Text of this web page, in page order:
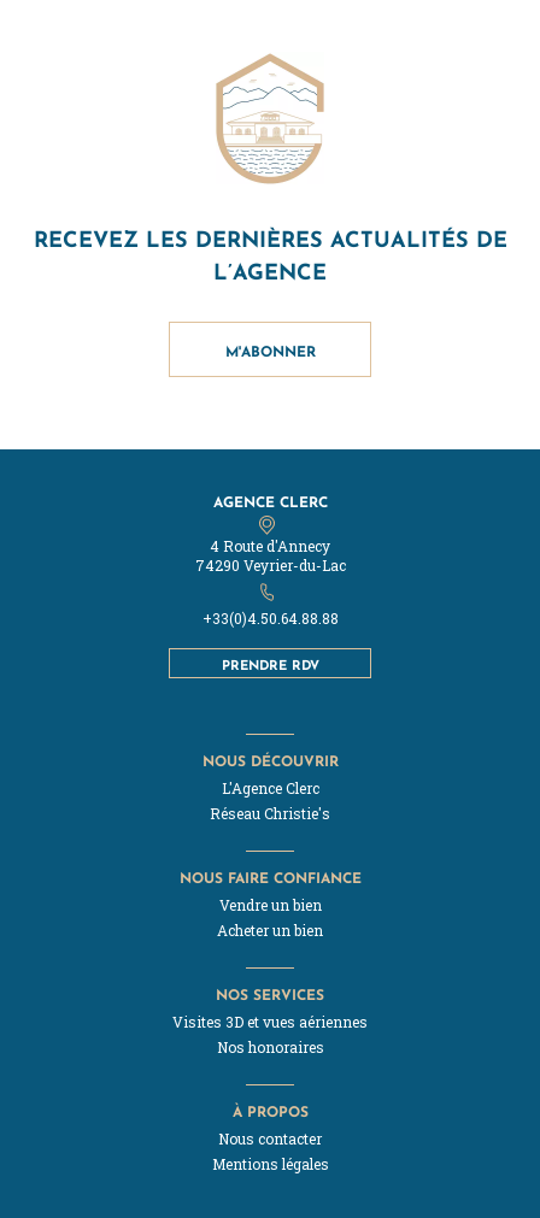
RECEVEZ LES DERNIÈRES ACTUALITÉS DE
L’AGENCE
M'ABONNER
AGENCE CLERC
4 Route d'Annecy
74290 Veyrier-du-Lac
+33(0)4.50.64.88.88
PRENDRE RDV
NOUS DÉCOUVRIR
L'Agence Clerc
Réseau Christie's
NOUS FAIRE CONFIANCE
Vendre un bien
Acheter un bien
NOS SERVICES
Visites 3D et vues aériennes
Nos honoraires
À PROPOS
Nous contacter
Mentions légales